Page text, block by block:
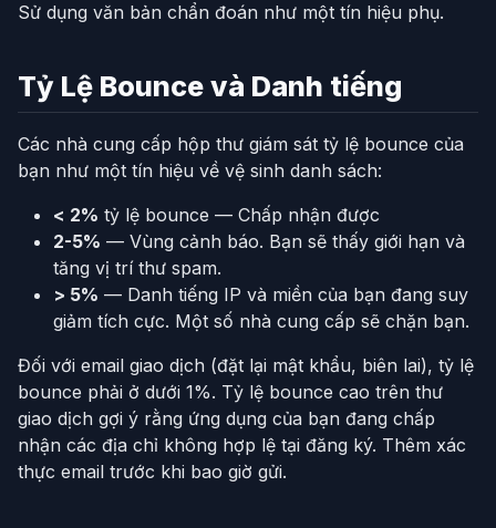
Sử dụng văn bản chẩn đoán như một tín hiệu phụ.
Tỷ Lệ Bounce và Danh tiếng
Các nhà cung cấp hộp thư giám sát tỷ lệ bounce của
bạn như một tín hiệu về vệ sinh danh sách:
< 2% tỷ lệ bounce — Chấp nhận được
2-5% — Vùng cảnh báo. Bạn sẽ thấy giới hạn và
tăng vị trí thư spam.
> 5% — Danh tiếng IP và miền của bạn đang suy
giảm tích cực. Một số nhà cung cấp sẽ chặn bạn.
Đối với email giao dịch (đặt lại mật khẩu, biên lai), tỷ lệ
bounce phải ở dưới 1%. Tỷ lệ bounce cao trên thư
giao dịch gợi ý rằng ứng dụng của bạn đang chấp
nhận các địa chỉ không hợp lệ tại đăng ký. Thêm xác
thực email trước khi bao giờ gửi.